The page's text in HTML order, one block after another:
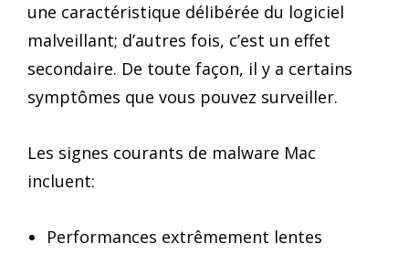
une caractéristique délibérée du logiciel
malveillant; d’autres fois, c’est un effet
secondaire. De toute façon, il y a certains
symptômes que vous pouvez surveiller.
Les signes courants de malware Mac
incluent:
Performances extrêmement lentes